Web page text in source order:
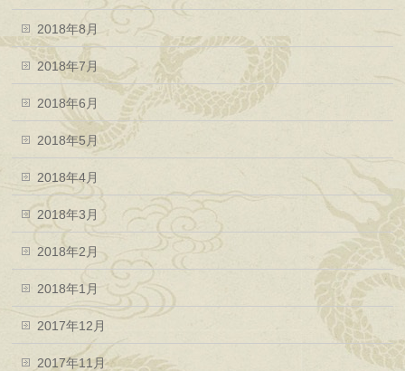
2018年8月
2018年7月
2018年6月
2018年5月
2018年4月
2018年3月
2018年2月
2018年1月
2017年12月
2017年11月